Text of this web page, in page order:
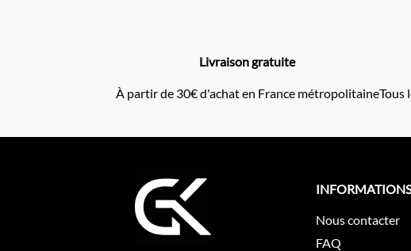
Livraison gratuite
À partir de 30€ d'achat en France métropolitaineTous
Nous contacter
FAQ